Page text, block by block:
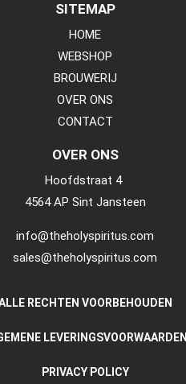
SITEMAP
HOME
WEBSHOP
BROUWERIJ
OVER ONS
CONTACT
OVER ONS
Hoofdstraat 4
4564 AP Sint Jansteen
info@theholyspiritus.com
sales@theholyspiritus.com
RECHTEN VOORBEHOUDEN
LEVERINGSVOORWAARDEN
PRIVACY POLICY